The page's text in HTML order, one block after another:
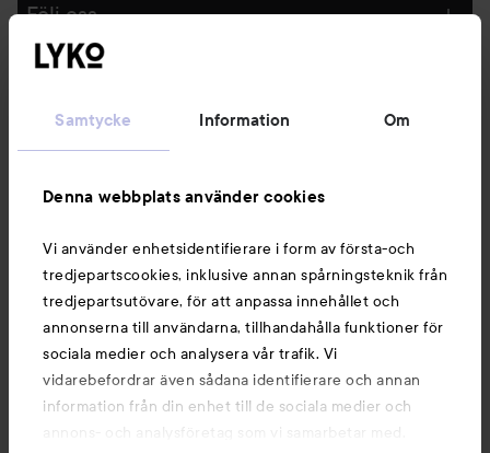
Samtycke Information Om
Denna webbplats använder cookies
Vi använder enhetsidentifierare i form av första-och
tredjepartscookies, inklusive annan spårningsteknik från
tredjepartsutövare, för att anpassa innehållet och
annonserna till användarna, tillhandahålla funktioner för
sociala medier och analysera vår trafik. Vi
vidarebefordrar även sådana identifierare och annan
information från din enhet till de sociala medier och
annons- och analysföretag som vi samarbetar med.
Följ oss
Du kanske också gillar